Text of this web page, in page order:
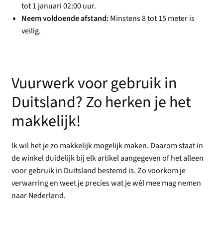
tot 1 januari 02:00 uur.
Neem voldoende afstand:Minstens 8 tot 15 meter is
veilig.
Vuurwerk voor gebruik in
Duitsland? Zo herken je het
makkelijk!
Ik wil het je zo makkelijk mogelijk maken. Daarom staat in
de winkel duidelijk bij elk artikel aangegeven of het alleen
voor gebruik in Duitsland bestemd is. Zo voorkom je
verwarring en weet je precies wat je wél mee mag nemen
naar Nederland.